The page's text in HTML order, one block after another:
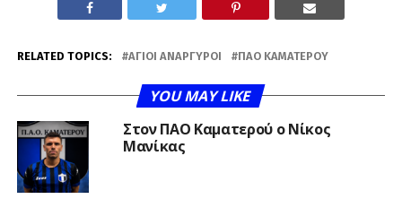
RELATED TOPICS: ΆΓΙΟΙ ΑΝΆΡΓΥΡΟΙ ΠΑΟ ΚΑΜΑΤΕΡΟΎ
YOU MAY LIKE
Στον ΠΑΟ Καματερού ο Νίκος
Μανίκας